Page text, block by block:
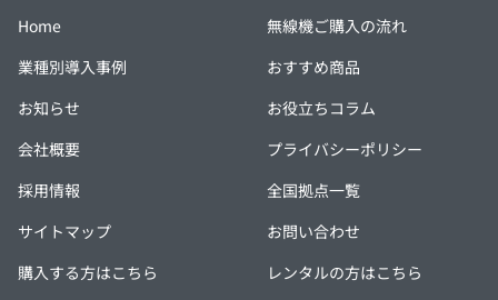
Home
無線機ご購入の流れ
業種別導入事例
おすすめ商品
お知らせ
お役立ちコラム
会社概要
プライバシーポリシー
採用情報
全国拠点一覧
サイトマップ
お問い合わせ
購入する方はこちら
レンタルの方はこちら